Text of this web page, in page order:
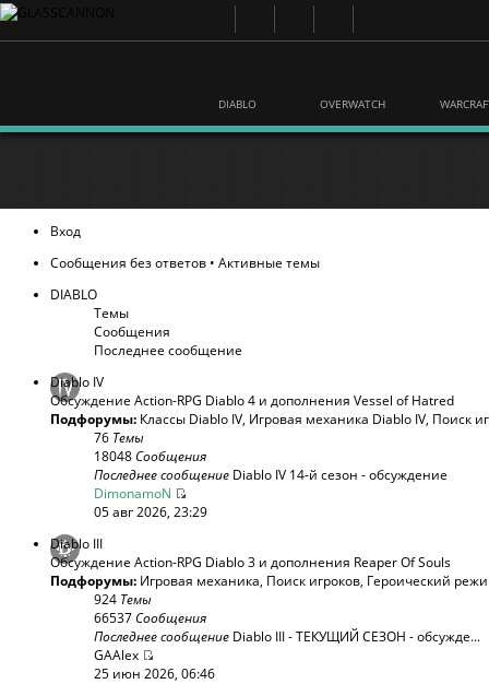
DIABLO OVERWATCH
Вход
Сообщения без ответов • Активные темы
DIABLO
Темы
Сообщения
Последнее сообщение
Diablo IV
Обсуждение Action-RPG Diablo 4 и дополнения Vessel of Hatred
Подфорумы: Классы Diablo IV, Игровая механика Diablo IV, Поиск
76 Темы
18048Сообщения
Последнее сообщение Diablo IV 14-й сезон - обсуждение
DimonamoN
05 авг 2026, 23:29
Diablo III
Обсуждение Action-RPG Diablo 3 и дополнения Reaper Of Souls
Подфорумы: Игровая механика, Поиск игроков, Героический
924 Темы
66537Сообщения
Последнее сообщение Diablo III - ТЕКУЩИЙ СЕЗОН - обсужде...
GAAlex
25 июн 2026, 06:46